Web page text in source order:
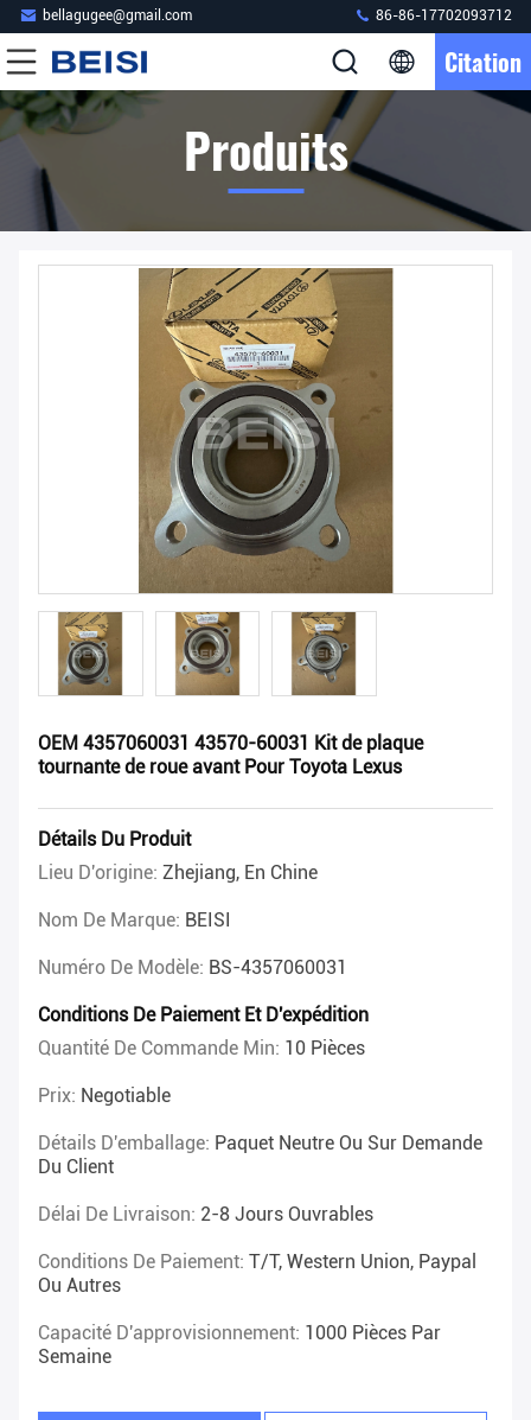
bellagugee@gmail.com 86-86-17702093712
Citation
Produits
OEM 4357060031 43570-60031 Kit de plaque
tournante de roue avant Pour Toyota Lexus
Détails Du Produit
Lieu D'origine: Zhejiang, En Chine
Nom De Marque: BEISI
Numéro De Modèle: BS-4357060031
Conditions De Paiement Et D'expédition
Quantité De Commande Min: 10 Pièces
Prix: Negotiable
Détails D'emballage: Paquet Neutre Ou Sur Demande
Du Client
Délai De Livraison: 2-8 Jours Ouvrables
Conditions De Paiement: T/T, Western Union, Paypal
Ou Autres
Capacité D'approvisionnement: 1000 Pièces Par
Semaine